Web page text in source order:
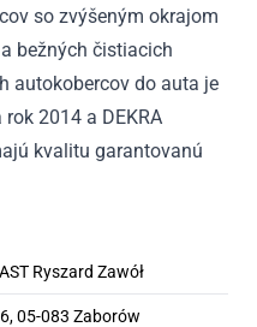
so zvýšeným okrajom
bežných čistiacich
autokobercov do auta je
2014 a DEKRA
kvalitu garantovanú
Ryszard Zawół
05-083 Zaborów